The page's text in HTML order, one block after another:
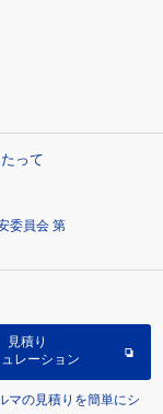
って
委員会 第
見積り
レーション
マの見積りを簡単にシ